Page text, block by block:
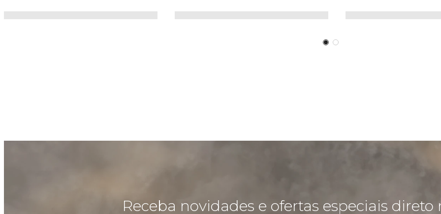
Receba novidades e ofertas especiais